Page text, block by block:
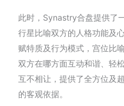
此时，Synastry合盘提供了
行星比喻双方的人格功能及
赋特质及行为模式，宫位比
双方在哪方面互动和谐、轻
互不相让，提供了全方位及
的客观依据。